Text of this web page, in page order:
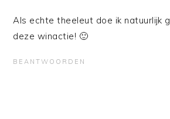
Als echte theeleut doe ik natuurlijk
deze winactie! 🙂
BEANTWOORDEN